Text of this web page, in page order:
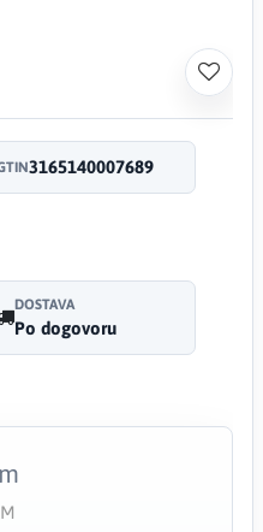
3165140007689
DOSTAVA
Po dogovoru